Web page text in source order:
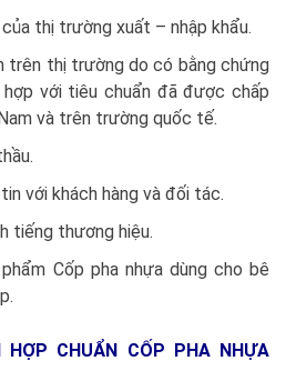
thị trường xuất – nhập khẩu.
trên thị trường do có bằng chứng
với tiêu chuẩn đã được chấp
và trên trường quốc tế.
với khách hàng và đối tác.
tiếng thương hiệu.
Cốp pha nhựa dùng cho bê
HỢP CHUẨN CỐP PHA NHỰA